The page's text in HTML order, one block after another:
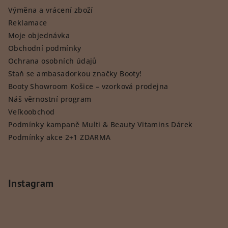
Výměna a vrácení zboží
Reklamace
Moje objednávka
Obchodní podmínky
Ochrana osobních údajů
Staň se ambasadorkou značky Booty!
Booty Showroom Košice – vzorková prodejna
Náš věrnostní program
Veľkoobchod
Podmínky kampaně Multi & Beauty Vitamins Dárek
Podmínky akce 2+1 ZDARMA
Instagram